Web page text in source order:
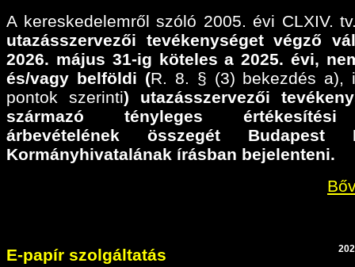
A kereskedelemről szóló 2005. évi CLXIV.
utazásszervezői tevékenységet végző
2026. május 31-ig köteles a 2025. évi,
és/vagy belföldi (R. 8. § (3) bekezdés a),
pontok szerinti) utazásszervezői
származó tényleges
árbevételének összegét Budapest
Kormányhivatalának írásban bejelenteni.
E-papír szolgáltatás